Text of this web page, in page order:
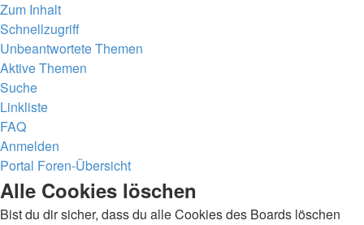
Zum Inhalt
Schnellzugriff
Unbeantwortete Themen
Aktive Themen
Suche
Linkliste
FAQ
Anmelden
Portal Foren-Übersicht
Suche
Alle Cookies löschen
Bist du dir sicher, dass du alle Cookies des Boards löschen